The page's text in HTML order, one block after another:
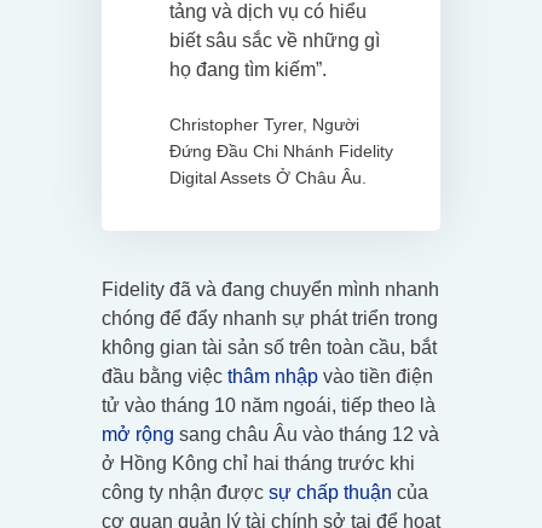
tảng và dịch vụ có hiểu
biết sâu sắc về những gì
họ đang tìm kiếm”.
Christopher Tyrer, Người
Đứng Đầu Chi Nhánh Fidelity
Digital Assets Ở Châu Âu.
Fidelity đã và đang chuyển mình nhanh
chóng để đẩy nhanh sự phát triển trong
không gian tài sản số trên toàn cầu, bắt
đầu bằng việc thâm nhập vào tiền điện
tử vào tháng 10 năm ngoái, tiếp theo là
mở rộng sang châu Âu vào tháng 12 và
ở Hồng Kông chỉ hai tháng trước khi
công ty nhận được sự chấp thuận của
cơ quan quản lý tài chính sở tại để hoạt